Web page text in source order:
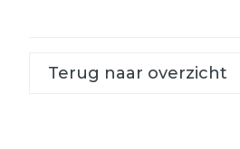
Terug naar overzicht